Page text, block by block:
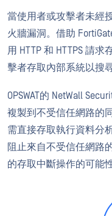
當使用者或攻擊者未經
火牆漏洞。借助
用 HTTP 和 HTTPS 請
擊者存取內部系統以搜
OPSWAT的 NetWall
複製到不受信任網路的
需直接存取執行資料分
阻止來自不受信任網路
的存取中斷操作的可能性